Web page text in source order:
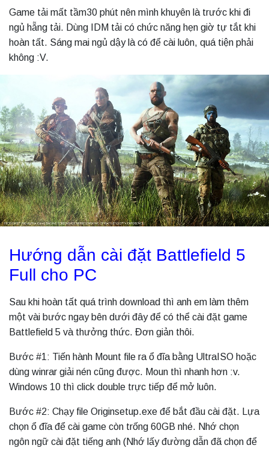
Game tải mất tầm30 phút nên mình khuyên là trước khi đi
ngủ hẵng tải. Dùng IDM tải có chức năng hẹn giờ tự tắt khi
hoàn tất. Sáng mai ngủ dậy là có để cài luôn, quá tiện phải
không :V.
Hướng dẫn cài đặt Battlefield 5
Full cho PC
Sau khi hoàn tất quá trình download thì anh em làm thêm
một vài bước ngay bên dưới đây để có thể cài đặt game
Battlefield 5 và thưởng thức. Đơn giản thôi.
Bước #1: Tiến hành Mount file ra ổ đĩa bằng UltraISO hoặc
dùng winrar giải nén cũng được. Moun thì nhanh hơn :v.
Windows 10 thì click double trực tiếp để mở luôn.
Bước #2: Chạy file Originsetup.exe để bắt đầu cài đặt. Lựa
chọn ổ đĩa để cài game còn trống 60GB nhé. Nhớ chọn
ngôn ngữ cài đặt tiếng anh (Nhớ lấy đường dẫn đã chọn để